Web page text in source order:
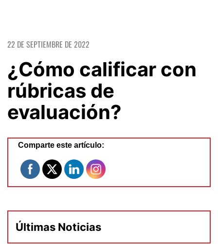
22 DE SEPTIEMBRE DE 2022
¿Cómo calificar con
rúbricas de
evaluación?
Comparte este artículo:
Últimas Noticias